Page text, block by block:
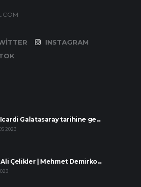
INSTAGRAM
Galatasaray tarihine ge...
2023
Çelikler | Mehmet Demirko...